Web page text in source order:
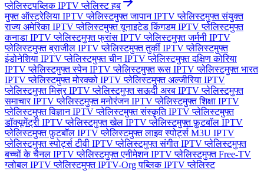
प्लेलिस्टपब्लिक IPTV प्लेलिस्ट हब
मुफ्त ऑस्ट्रेलिया IPTV प्लेलिस्टमुफ्त जापान IPTV प्लेलिस्टमुफ्त संयुक्त
राज्य अमेरिका IPTV प्लेलिस्टमुफ्त यूनाइटेड किंगडम IPTV प्लेलिस्टमुफ्त
कनाडा IPTV प्लेलिस्टमुफ्त फ्रांस IPTV प्लेलिस्टमुफ्त जर्मनी IPTV
प्लेलिस्टमुफ्त ब्राजील IPTV प्लेलिस्टमुफ्त तुर्की IPTV प्लेलिस्टमुफ्त
इंडोनेशिया IPTV प्लेलिस्टमुफ्त चीन IPTV प्लेलिस्टमुफ्त दक्षिण कोरिया
IPTV प्लेलिस्टमुफ्त स्पेन IPTV प्लेलिस्टमुफ्त रूस IPTV प्लेलिस्टमुफ्त भारत
IPTV प्लेलिस्टमुफ्त मोरक्को IPTV प्लेलिस्टमुफ्त अल्जीरिया IPTV
प्लेलिस्टमुफ्त मिस्र IPTV प्लेलिस्टमुफ्त सऊदी अरब IPTV प्लेलिस्टमुफ्त
समाचार IPTV प्लेलिस्टमुफ्त मनोरंजन IPTV प्लेलिस्टमुफ्त शिक्षा IPTV
प्लेलिस्टमुफ्त विज्ञान IPTV प्लेलिस्टमुफ्त संस्कृति IPTV प्लेलिस्टमुफ्त
डॉक्यूमेंट्री IPTV प्लेलिस्टमुफ्त खेल IPTV प्लेलिस्टमुफ्त फ़ुटबॉल IPTV
प्लेलिस्टमुफ्त फ़ुटबॉल IPTV प्लेलिस्टमुफ्त लाइव स्पोर्ट्स M3U IPTV
प्लेलिस्टमुफ्त स्पोर्ट्स टीवी IPTV प्लेलिस्टमुफ्त संगीत IPTV प्लेलिस्टमुफ्त
बच्चों के चैनल IPTV प्लेलिस्टमुफ्त एनीमेशन IPTV प्लेलिस्टमुफ्त Free-TV
ग्लोबल IPTV प्लेलिस्टमुफ्त IPTV-Org पब्लिक IPTV प्लेलिस्ट